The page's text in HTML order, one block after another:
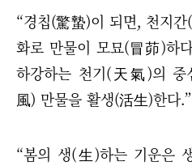
“경칩(驚蟄)이 되면, 천지
화로 만물이 모묘(冒茆)하
하강하는 천기(天氣)의 중
風) 만물을 활생(活生)한다.”
“봄의 생(生)하는 기운은